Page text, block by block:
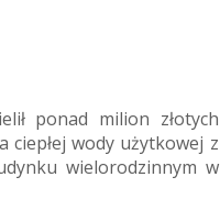
ponad milion złotych
ciepłej wody użytkowej z
wielorodzinnym w